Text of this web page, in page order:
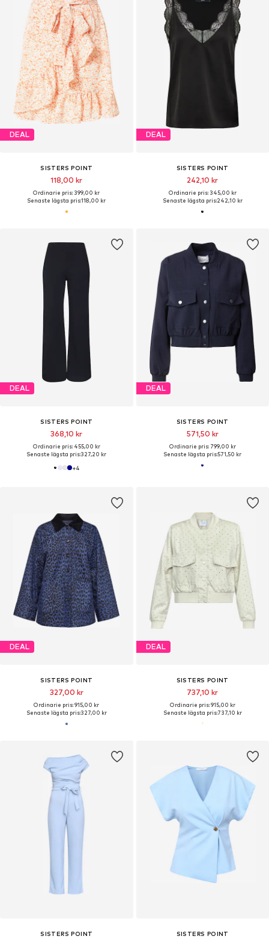
DEAL
SISTERS POINT
118,00 kr
Ordinarie pris: 399,00 kr
Senaste lägsta pris:118,00 kr
DEAL
SISTERS POINT
242,10 kr
Ordinarie pris: 345,00 kr
Senaste lägsta pris:242,10 kr
DEAL
SISTERS POINT
368,10 kr
Ordinarie pris: 455,00 kr
Senaste lägsta pris:327,20 kr
+4
DEAL
SISTERS POINT
571,50 kr
Ordinarie pris: 799,00 kr
Senaste lägsta pris:571,50 kr
DEAL
SISTERS POINT
327,00 kr
Ordinarie pris: 915,00 kr
Senaste lägsta pris:327,00 kr
DEAL
SISTERS POINT
737,10 kr
Ordinarie pris: 915,00 kr
Senaste lägsta pris:737,10 kr
SISTERS POINT SISTERS POINT